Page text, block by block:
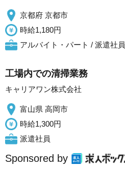
京都府 京都市
時給1,180円
アルバイト・パート / 派遣社員
工場内での清掃業務
キャリアワン株式会社
富山県 高岡市
時給1,300円
派遣社員
Sponsored by